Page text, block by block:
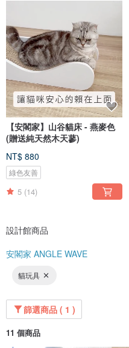
【安閣家】山谷貓床 - 燕麥色
(贈送純天然木天蓼)
NT$ 880
綠色友善
5 (14)
設計館商品
安閣家 ANGLE WAVE
貓玩具
篩選商品 ( 1 )
11 個商品